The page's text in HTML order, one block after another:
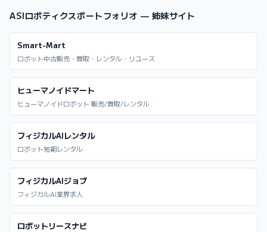
ASIロボティクスポートフォリオ — 姉妹サイト
Smart-Mart
ロボット中古販売・買取・レンタル・リユース
ヒューマノイドマート
ヒューマノイドロボット 販売/買取/レンタル
フィジカルAIレンタル
ロボット短期レンタル
フィジカルAIジョブ
フィジカルAI業界求人
ロボットリースナビ